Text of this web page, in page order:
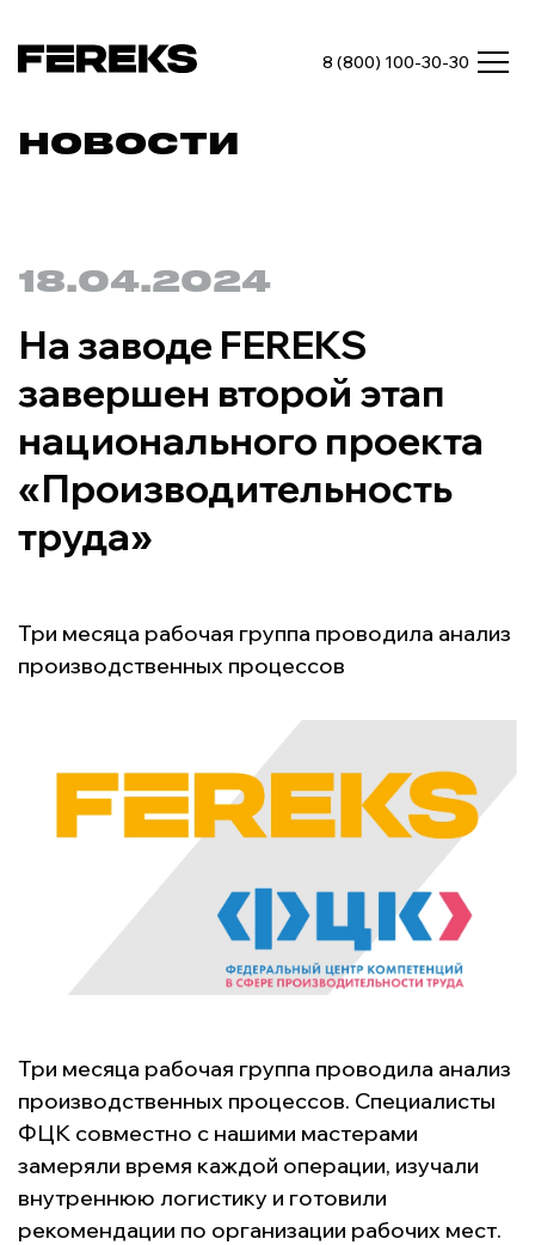
8 (800) 100-30-30
НОВОСТИ
18.04.2024
На заводе FEREKS
завершен второй этап
национального проекта
«Производительность
труда»
Три месяца рабочая группа проводила анализ
производственных процессов
Три месяца рабочая группа проводила анализ
производственных процессов. Специалисты
ФЦК совместно с нашими мастерами
замеряли время каждой операции, изучали
внутреннюю логистику и готовили
рекомендации по организации рабочих мест.